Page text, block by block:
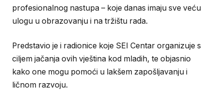
profesionalnog nastupa – koje danas imaju sve veću
ulogu u obrazovanju i na tržištu rada.
Predstavio je i radionice koje SEI Centar organizuje s
ciljem jačanja ovih vještina kod mladih, te objasnio
kako one mogu pomoći u lakšem zapošljavanju i
ličnom razvoju.